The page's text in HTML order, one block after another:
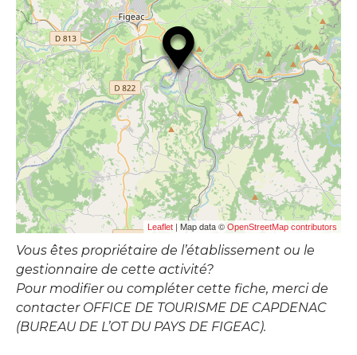
Leaflet | Map data © OpenStreetMap contributors
Vous êtes propriétaire de l’établissement ou le
gestionnaire de cette activité?
Pour modifier ou compléter cette fiche, merci de
contacter OFFICE DE TOURISME DE CAPDENAC
(BUREAU DE L’OT DU PAYS DE FIGEAC).